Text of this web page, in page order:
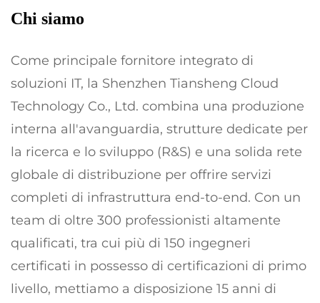
Chi siamo
Come principale fornitore integrato di
soluzioni IT, la Shenzhen Tiansheng Cloud
Technology Co., Ltd. combina una produzione
interna all'avanguardia, strutture dedicate per
la ricerca e lo sviluppo (R&S) e una solida rete
globale di distribuzione per offrire servizi
completi di infrastruttura end-to-end. Con un
team di oltre 300 professionisti altamente
qualificati, tra cui più di 150 ingegneri
certificati in possesso di certificazioni di primo
livello, mettiamo a disposizione 15 anni di